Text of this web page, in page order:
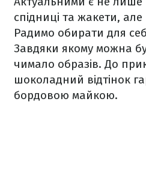
спідниці та жакети,
Радимо обирати для
Завдяки якому можна
чимало образів. До
шоколадний відтінок
бордовою майкою.